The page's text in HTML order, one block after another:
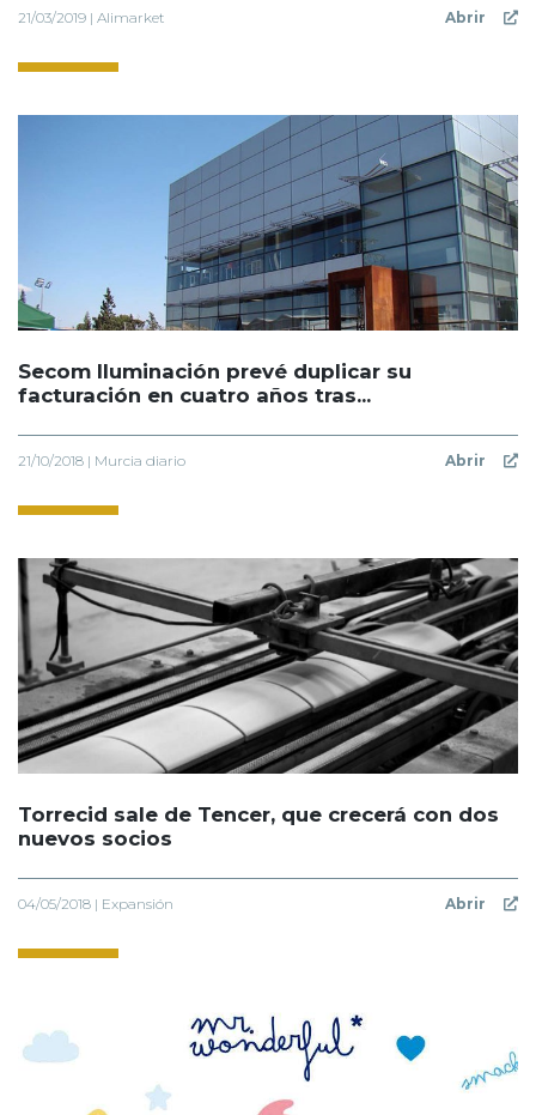
21/03/2019 | Alimarket Abrir
Secom Iluminación prevé duplicar su
facturación en cuatro años tras...
21/10/2018 | Murcia diario Abrir
Torrecid sale de Tencer, que crecerá con dos
nuevos socios
04/05/2018 | Expansión Abrir